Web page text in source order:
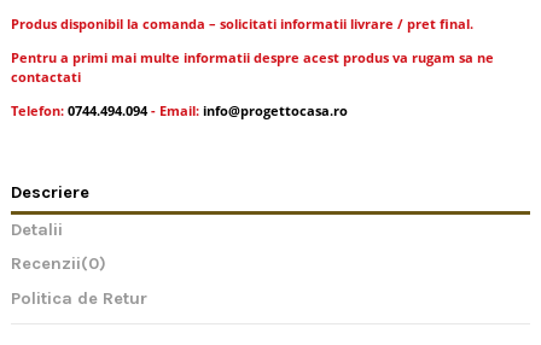
Produs disponibil la comanda – solicitati informatii livrare / pret final.
Pentru a primi mai multe informatii despre acest produs va rugam sa ne
contactati
Telefon: 0744.494.094- Email: info@progettocasa.ro
Descriere
Detalii
Recenzii(0)
Politica de Retur